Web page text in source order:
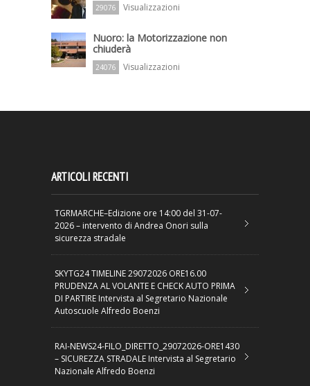
29076 Visualizzazioni
Nuoro: la Motorizzazione non
chiuderà
24076 Visualizzazioni
ARTICOLI RECENTI
TGRMARCHE–Edizione ore 14:00 del 31-07-
2026 – intervento di Andrea Onori sulla
sicurezza stradale
SKYTG24 TIMELINE 29072026 ORE16.00
PRUDENZA AL VOLANTE E CHECK AUTO PRIMA
DI PARTIRE Intervista al Segretario Nazionale
Autoscuole Alfredo Boenzi
RAI-NEWS24-FILO_DIRETTO_29072026-ORE1430
– SICUREZZA STRADALE Intervista al Segretario
Nazionale Alfredo Boenzi